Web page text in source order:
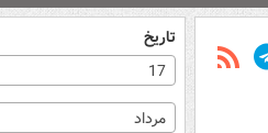
تاریخ
17
مرداد